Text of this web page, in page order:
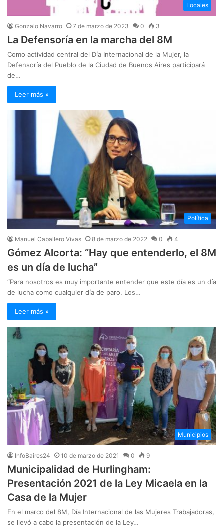
Locales
Gonzalo Navarro 7 de marzo de 2023 0 3
La Defensoría en la marcha del 8M
Como actividad central del Día Internacional de la Mujer, la
Defensoría del Pueblo de la Ciudad de Buenos Aires participará
de…
Leer más »
Política
Manuel Caballero Vivas 8 de marzo de 2022 0 4
Gómez Alcorta: “Hay que entenderlo, el 8M
es un día de lucha”
“Para nosotros es muy importante entender que este día es un día
de lucha como cualquier día de paro. Los…
Leer más »
Municipios
InfoBaires24 10 de marzo de 2021 0 9
Municipalidad de Hurlingham:
Presentación 2021 de la Ley Micaela en la
Casa de la Mujer
En el marco del 8M, Día Internacional de las Mujeres Trabajadoras,
se llevó a cabo la presentación de la Ley…